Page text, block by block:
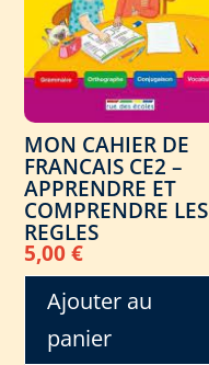
MON CAHIER DE
FRANCAIS CE2 –
APPRENDRE ET
COMPRENDRE LES
REGLES
5,00€
Ajouter au
panier